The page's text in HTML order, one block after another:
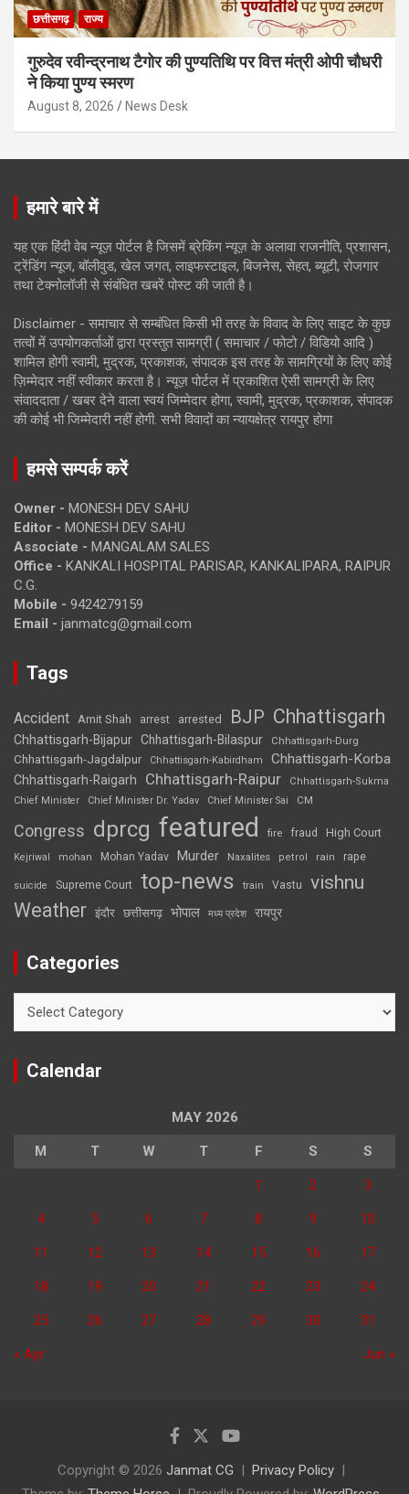
छत्तीसगढ़ राज्य
गुरुदेव रवीन्द्रनाथ टैगोर की पुण्यतिथि पर वित्त मंत्री ओपी चौधरी
ने किया पुण्य स्मरण
August 8, 2026 News Desk
हमारे बारे में
यह एक हिंदी वेब न्यूज़ पोर्टल है जिसमें ब्रेकिंग न्यूज़ के अलावा राजनीति, प्रशासन,
ट्रेंडिंग न्यूज, बॉलीवुड, खेल जगत, लाइफस्टाइल, बिजनेस, सेहत, ब्यूटी, रोजगार
तथा टेक्नोलॉजी से संबंधित खबरें पोस्ट की जाती है।
Disclaimer - समाचार से सम्बंधित किसी भी तरह के विवाद के लिए साइट के कुछ
तत्वों में उपयोगकर्ताओं द्वारा प्रस्तुत सामग्री ( समाचार / फोटो / विडियो आदि )
शामिल होगी स्वामी, मुद्रक, प्रकाशक, संपादक इस तरह के सामग्रियों के लिए कोई
ज़िम्मेदार नहीं स्वीकार करता है। न्यूज़ पोर्टल में प्रकाशित ऐसी सामग्री के लिए
संवाददाता / खबर देने वाला स्वयं जिम्मेदार होगा, स्वामी, मुद्रक, प्रकाशक, संपादक
की कोई भी जिम्मेदारी नहीं होगी. सभी विवादों का न्यायक्षेत्र रायपुर होगा
हमसे सम्पर्क करें
Owner - MONESH DEV SAHU
Editor - MONESH DEV SAHU
Associate - MANGALAM SALES
Office - KANKALI HOSPITAL PARISAR, KANKALIPARA, RAIPUR
C.G.
Mobile - 9424279159
Email - janmatcg@gmail.com
Tags
Accident Amit Shah arrest arrested BJP Chhattisgarh
Chhattisgarh-Bijapur Chhattisgarh-Bilaspur Chhattisgarh-Durg
Chhattisgarh-Jagdalpur Chhattisgarh-Kabirdham Chhattisgarh-Korba
Chhattisgarh-Raigarh Chhattisgarh-Raipur
Chhattisgarh-Sukma
Chief Minister
Chief Minister Dr. Yadav Chief Minister Sai CM
Congress dprcg featured fire fraud High Court
Kejriwal mohan Mohan Yadav Murder Naxalites petrol rain rape
suicide Supreme Court top-news train Vastu vishnu
Weather इंदौर छत्तीसगढ़ भोपाल मध्य प्रदेश रायपुर
Categories
Calendar
MAY 2026
M T W T F S S
1 2 3
4 5 6 7 8 9 10
11 12 13 14 15 16 17
18 19 20 21 22 23 24
25 26 27 28 29 30 31
« Apr Jun »
Copyright © 2026 Janmat CG
Privacy Policy